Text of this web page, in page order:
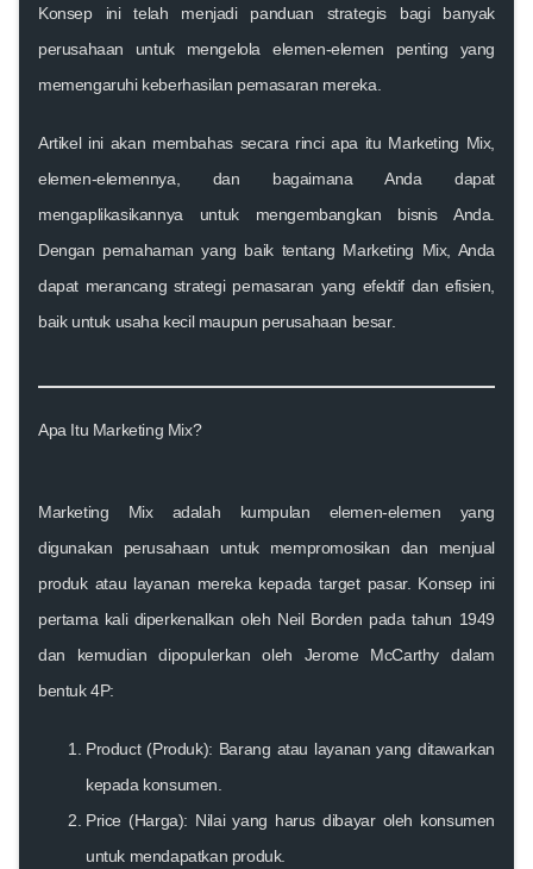
Konsep ini telah menjadi panduan strategis bagi banyak
perusahaan untuk mengelola elemen-elemen penting yang
memengaruhi keberhasilan pemasaran mereka.
Artikel ini akan membahas secara rinci apa itu Marketing Mix,
elemen-elemennya, dan bagaimana Anda dapat
mengaplikasikannya untuk mengembangkan bisnis Anda.
Dengan pemahaman yang baik tentang Marketing Mix, Anda
dapat merancang strategi pemasaran yang efektif dan efisien,
baik untuk usaha kecil maupun perusahaan besar.
Apa Itu Marketing Mix?
Marketing Mixadalah kumpulan elemen-elemen yang
digunakan perusahaan untuk mempromosikan dan menjual
produk atau layanan mereka kepada target pasar. Konsep ini
pertama kali diperkenalkan oleh Neil Borden pada tahun 1949
dan kemudian dipopulerkan oleh Jerome McCarthy dalam
bentuk4P:
Product (Produk): Barang atau layanan yang ditawarkan
kepada konsumen.
Price (Harga): Nilai yang harus dibayar oleh konsumen
untuk mendapatkan produk.